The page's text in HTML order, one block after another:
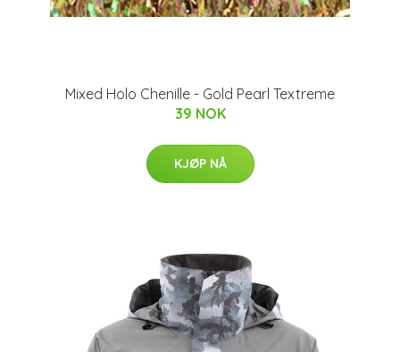
Mixed Holo Chenille - Gold Pearl Textreme
39 NOK
KJØP NÅ